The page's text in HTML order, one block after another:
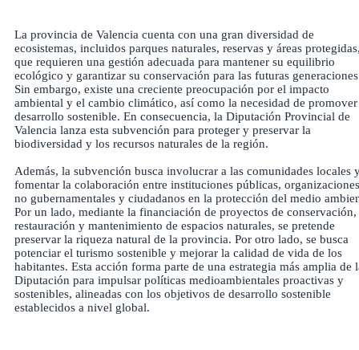
La provincia de Valencia cuenta con una gran diversidad de
ecosistemas, incluidos parques naturales, reservas y áreas
que requieren una gestión adecuada para mantener su equilibrio
ecológico y garantizar su conservación para las futuras
Sin embargo, existe una creciente preocupación por el impacto
ambiental y el cambio climático, así como la necesidad de
desarrollo sostenible. En consecuencia, la Diputación Provincial de
Valencia lanza esta subvención para proteger y preservar la
biodiversidad y los recursos naturales de la región.
Además, la subvención busca involucrar a las comunidades locales
fomentar la colaboración entre instituciones públicas, organizaciones
no gubernamentales y ciudadanos en la protección del medio
Por un lado, mediante la financiación de proyectos de conservación,
restauración y mantenimiento de espacios naturales, se pretende
preservar la riqueza natural de la provincia. Por otro lado, se busca
potenciar el turismo sostenible y mejorar la calidad de vida de los
habitantes. Esta acción forma parte de una estrategia más amplia de
Diputación para impulsar políticas medioambientales proactivas y
sostenibles, alineadas con los objetivos de desarrollo sostenible
establecidos a nivel global.